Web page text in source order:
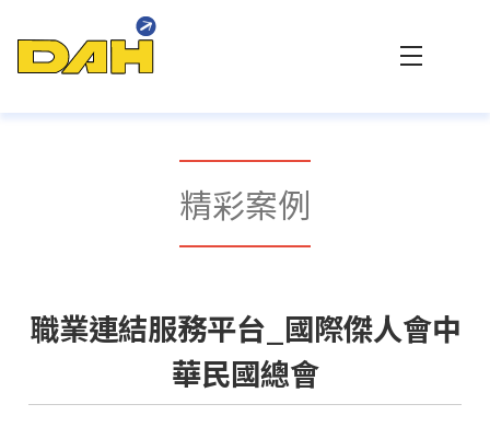
精彩案例
職業連結服務平台_國際傑人會中
華民國總會